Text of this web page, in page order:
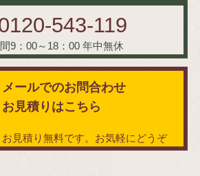
543-119
9：00～18：00 年中無休
メールでのお問合わせ
お見積りはこちら
お見積り無料です。お気軽にどうぞ